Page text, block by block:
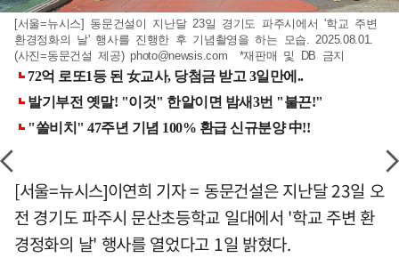
[서울=뉴시스] 동문건설이 지난달 23일 경기도 파주시에서 '학교 주변
환경정화의 날' 행사를 진행한 후 기념촬영을 하는 모습. 2025.08.01.
(사진=동문건설 제공)photo@newsis.com *재판매 및 DB 금지
[서울=뉴시스]이연희 기자 = 동문건설은 지난달 23일 오
전 경기도 파주시 문산초등학교 일대에서 '학교 주변 환
경정화의 날' 행사를 열었다고 1일 밝혔다.